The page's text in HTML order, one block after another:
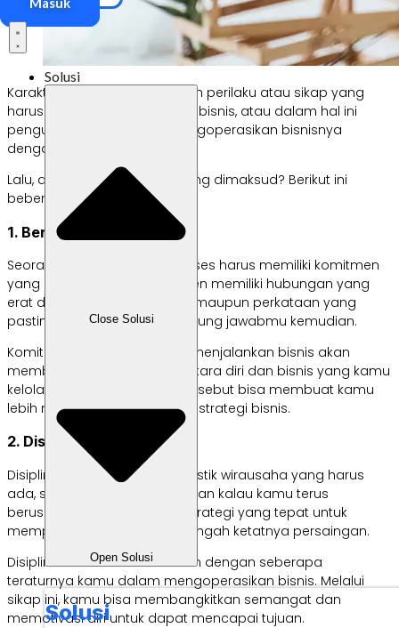
Solusi
Close Solusi
Open Solusi
Solusi
Karakteristik wirausaha adalah perilaku atau sikap yang
harus dimiliki oleh seorang pebisnis, atau dalam hal ini
pengusaha untuk dapat mengoperasikan bisnisnya
dengan optimal.
Lalu, apa saja karakteristik yang dimaksud? Berikut ini
beberapa di antaranya:
1. Berkomitmen
Seorang wirausaha yang sukses harus memiliki komitmen
yang kuat. Ini karena komitmen memiliki hubungan yang
erat dengan setiap tindakan maupun perkataan yang
pastinya akan menjadi tanggung jawabmu kemudian.
Komitmen yang kuat dalam menjalankan bisnis akan
membentuk kepercayaan antara diri dan bisnis yang kamu
kelola. Inilah mengapa, hal tersebut bisa membuat kamu
lebih mudah untuk membuat strategi bisnis.
2. Disiplin
Disiplin juga menjadi karakteristik wirausaha yang harus
ada, sikap ini akan menunjukkan kalau kamu terus
berusaha untuk melakukan strategi yang tepat untuk
mempertahankan bisnis di tengah ketatnya persaingan.
Disiplin dalam hal ini berkaitan dengan seberapa
teraturnya kamu dalam mengoperasikan bisnis. Melalui
sikap ini, kamu bisa membangkitkan semangat dan
memotivasi diri untuk dapat mencapai tujuan.